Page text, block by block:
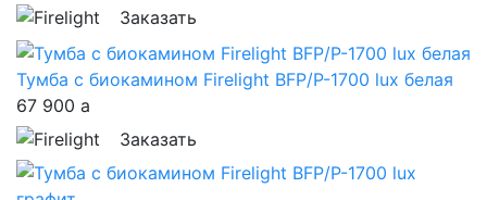
Заказать
Тумба с биокамином Firelight BFP/P-1700 lux белая
67 900 a
Заказать